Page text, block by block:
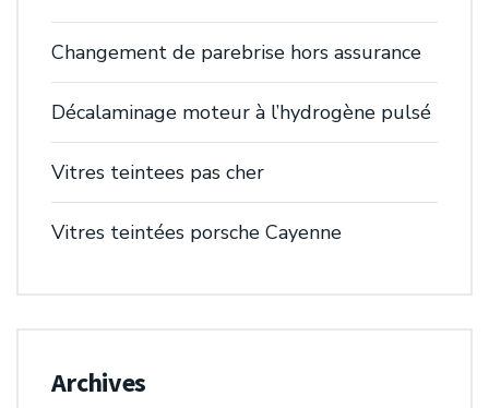
Changement de parebrise hors assurance
Décalaminage moteur à l’hydrogène pulsé
Vitres teintees pas cher
Vitres teintées porsche Cayenne
Archives